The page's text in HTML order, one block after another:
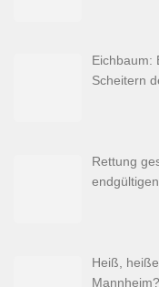
Eichbaum:
Scheitern
Rettung
Heiß,